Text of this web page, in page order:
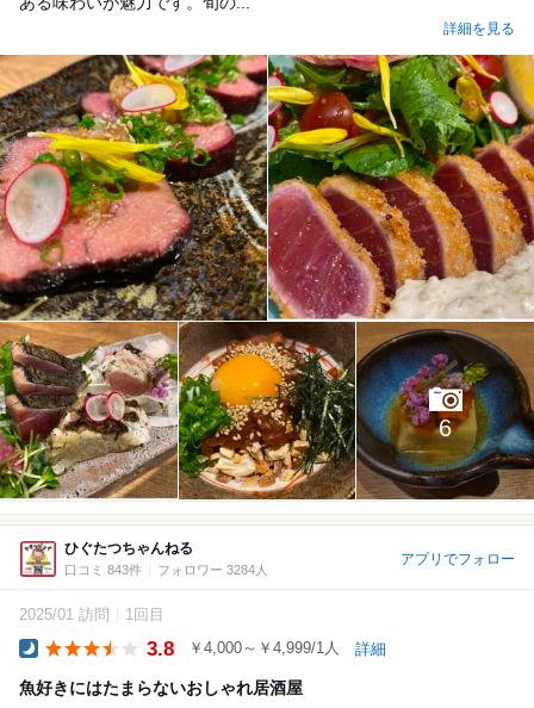
詳細を見る
6
ひぐたつちゃんねる
口コミ 843件 フォロワー 3284人
アプリでフォロー
2025/01 訪問 1回目
3.8 ￥4,000～￥4,999/1人 詳細
魚好きにはたまらないおしゃれ居酒屋